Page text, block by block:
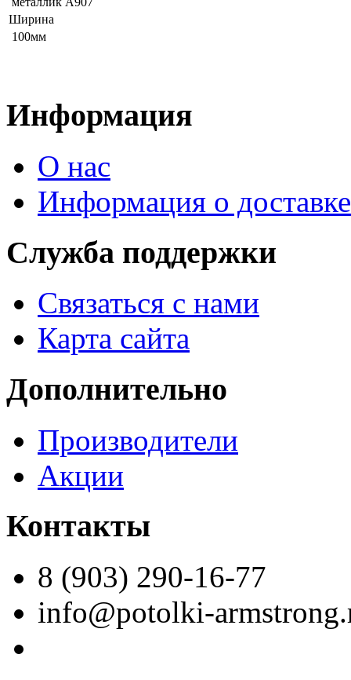
Ширина
100мм
Информация
О нас
Информация о доставке
Служба поддержки
Связаться с нами
Карта сайта
Дополнительно
Производители
Акции
Контакты
8 (903) 290-16-77
info@potolki-